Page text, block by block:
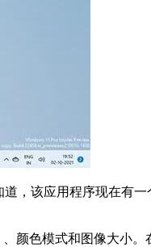
道，该应用程序现在有
颜色模式和图像大小。